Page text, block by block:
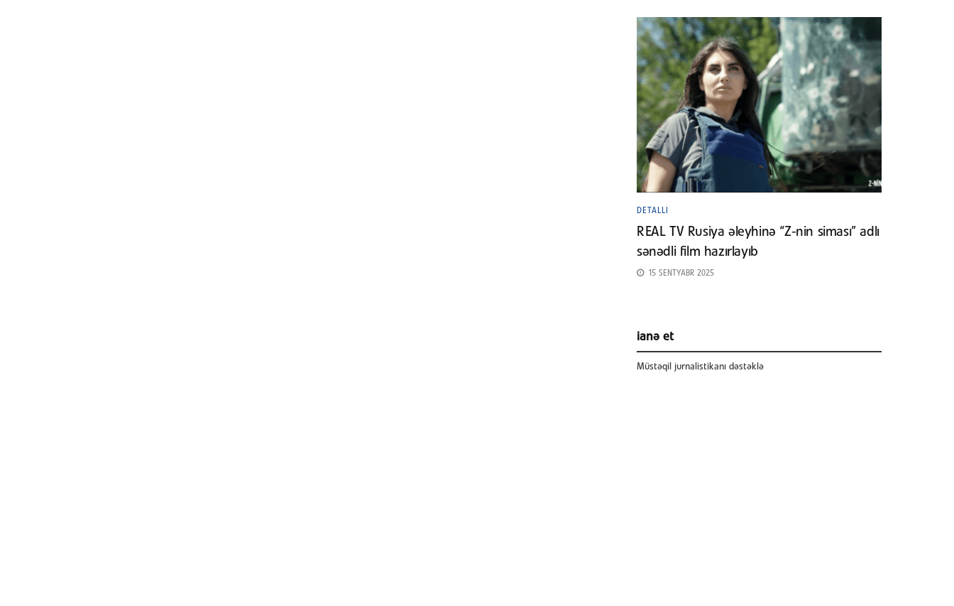
DETALLI
REAL TV Rusiya əleyhinə “Z-nin siması” adlı
sənədli film hazırlayıb
15 SENTYABR 2025
ianə et
Müstəqil jurnalistikanı dəstəklə